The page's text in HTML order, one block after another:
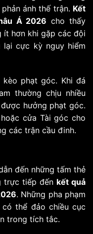
ánh thế trận. Kết
Á 2026 cho thấy
ít hơn khi gặp các đội
lại cực kỳ nguy hiểm
phạt góc. Khi đá
thường chịu nhiều
hưởng phạt góc.
cửa Tài góc cho
các trận cầu đinh.
đến những tấm thẻ
trực tiếp đến kết quả
. Những pha phạm
thể đảo chiều cục
trong tích tắc.